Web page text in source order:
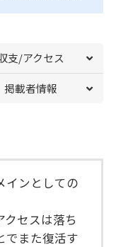
支/アクセス
掲載者情報
インとしての
セスは落ち
でまた復活す